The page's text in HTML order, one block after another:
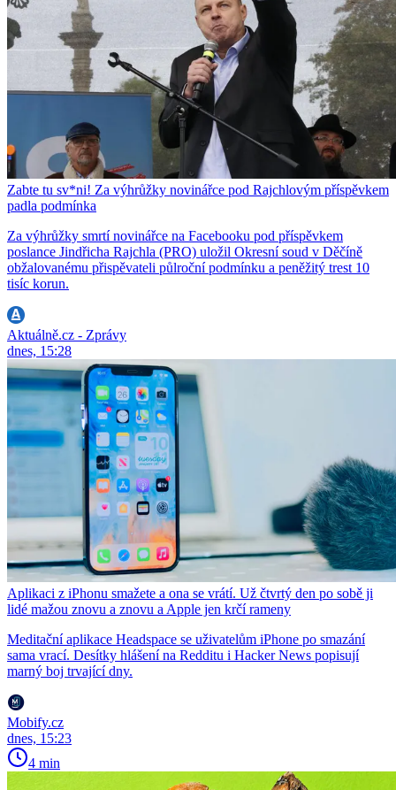
Zabte tu sv*ni! Za výhrůžky novinářce pod Rajchlovým příspěvkem
padla podmínka
Za výhrůžky smrtí novinářce na Facebooku pod příspěvkem
poslance Jindřicha Rajchla (PRO) uložil Okresní soud v Děčíně
obžalovanému přispěvateli půlroční podmínku a peněžitý trest 10
tisíc korun.
Aktuálně.cz - Zprávy
dnes, 15:28
Aplikaci z iPhonu smažete a ona se vrátí. Už čtvrtý den po sobě ji
lidé mažou znovu a znovu a Apple jen krčí rameny
Meditační aplikace Headspace se uživatelům iPhone po smazání
sama vrací. Desítky hlášení na Redditu i Hacker News popisují
marný boj trvající dny.
Mobify.cz
dnes, 15:23
4 min